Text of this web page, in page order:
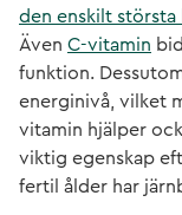
den enskilt
Även C-vitamin
funktion.
energinivå, vilket
vitamin hjälper
viktig egenskap
fertil ålder har